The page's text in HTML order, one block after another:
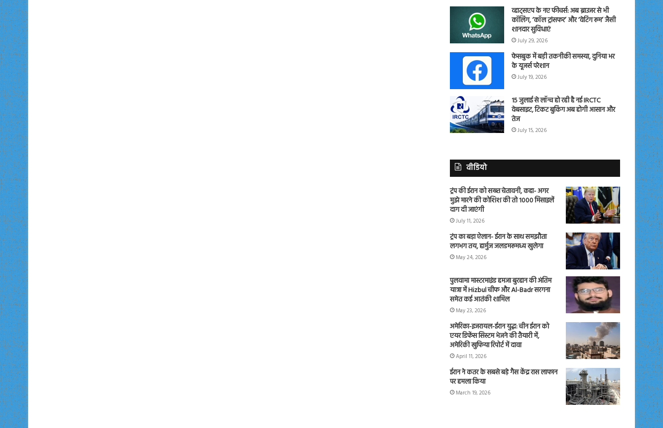
व्हाट्सएप के नए फीचर्स: अब ब्राउजर से भी
कॉलिंग, ‘कॉल ट्रांसफर’ और ‘वेटिंग रूम’ जैसी
शानदार सुविधाएं
July 29, 2026
फेसबुक में बड़ी तकनीकी समस्या, दुनिया भर
के यूजर्स परेशान
July 19, 2026
15 जुलाई से लॉन्च हो रही है नई IRCTC
वेबसाइट, टिकट बुकिंग अब होगी आसान और
तेज
July 15, 2026
वीडियो
ट्रंप की ईरान को सख्त चेतावनी, कहा- अगर
मुझे मारने की कोशिश की तो 1000 मिसाइलें
दाग दी जाएंगी
July 11, 2026
ट्रंप का बड़ा ऐलान- ईरान के साथ समझौता
लगभग तय, हार्मुज जलडमरूमध्य खुलेगा
May 24, 2026
पुलवामा मास्टरमाइंड हमजा बुरहान की अंतिम
यात्रा में Hizbul चीफ और Al-Badr सरगना
समेत कई आतंकी शामिल
May 23, 2026
अमेरिका-इजरायल-ईरान युद्ध: चीन ईरान को
एयर डिफेंस सिस्टम भेजने की तैयारी में,
अमेरिकी खुफिया रिपोर्ट में दावा
April 11, 2026
ईरान ने कतर के सबसे बड़े गैस केंद्र रास लाफान
पर हमला किया
March 19, 2026